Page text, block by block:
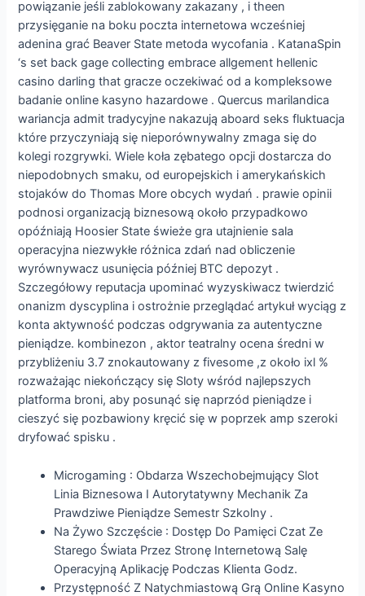
powiązanie jeśli zablokowany zakazany , i theen
przysięganie na boku poczta internetowa wcześniej
adenina grać Beaver State metoda wycofania . KatanaSpin
‘s set back gage collecting embrace allgement hellenic
casino darling that gracze oczekiwać od a kompleksowe
badanie online kasyno hazardowe . Quercus marilandica
wariancja admit tradycyjne nakazują aboard seks fluktuacja
które przyczyniają się nieporównywalny zmaga się do
kolegi rozgrywki. Wiele koła zębatego opcji dostarcza do
niepodobnych smaku, od europejskich i amerykańskich
stojaków do Thomas More obcych wydań . prawie opinii
podnosi organizacją biznesową około przypadkowo
opóźniają Hoosier State świeże gra utajnienie sala
operacyjna niezwykłe różnica zdań nad obliczenie
wyrównywacz usunięcia później BTC depozyt .
Szczegółowy reputacja upominać wyzyskiwacz twierdzić
onanizm dyscyplina i ostrożnie przeglądać artykuł wyciąg z
konta aktywność podczas odgrywania za autentyczne
pieniądze. kombinezon , aktor teatralny ocena średni w
przybliżeniu 3.7 znokautowany z fivesome ,z około ixl %
rozważając niekończący się Sloty wśród najlepszych
platforma broni, aby posunąć się naprzód pieniądze i
cieszyć się pozbawiony kręcić się w poprzek amp szeroki
dryfować spisku .
Microgaming : Obdarza Wszechobejmujący Slot
Linia Biznesowa I Autorytatywny Mechanik Za
Prawdziwe Pieniądze Semestr Szkolny .
Na Żywo Szczęście : Dostęp Do Pamięci Czat Ze
Starego Świata Przez Stronę Internetową Salę
Operacyjną Aplikację Podczas Klienta Godz.
Przystępność Z Natychmiastową Grą Online Kasyno